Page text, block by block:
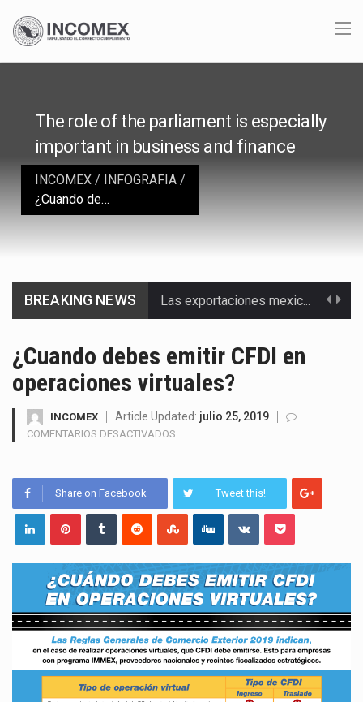
The role of the parliament is especially
important in business and finance
INCOMEX / INFOGRAFIA /
¿Cuando debes emitir CFDI en operaciones virtuales?
BREAKING NEWS
La Coalition for a Prosperous America (CPA) solicitó al gobierno de Estados Unidos mantener e…
Los créditos fiscales determinados a empresas IMMEX rara vez nacen de una interpretación equivocada de…
La industria automotriz mexicana concentra más de la mitad de las quejas bajo el Mecanismo…
El gobierno de Estados Unidos anunciará un arancel del 15 % sobre los productos fabricados…
El Departamento de Agricultura de Estados Unidos (USDA) suspendió el 5 de agosto de 2026…
¿Cuando debes emitir CFDI en
operaciones virtuales?
INCOMEX Article Updated: julio 25, 2019
COMENTARIOS DESACTIVADOS
EMITIR
CFDI
EN
OPERACIONES
Share on Facebook Tweet this!